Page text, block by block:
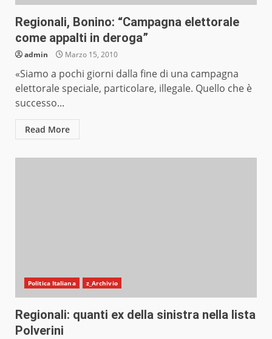
Regionali, Bonino: “Campagna elettorale
come appalti in deroga”
admin Marzo 15, 2010
«Siamo a pochi giorni dalla fine di una campagna
elettorale speciale, particolare, illegale. Quello che è
successo...
Read More
Politica Italiana z_Archivio
Regionali: quanti ex della sinistra nella lista
Polverini